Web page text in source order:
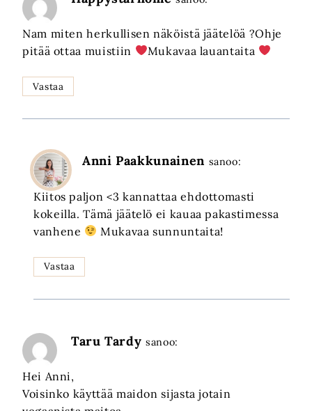
Nam miten herkullisen näköistä jäätelöä ?Ohje
pitää ottaa muistiin
Mukavaa lauantaita
Vastaa
Anni Paakkunainen sanoo:
Kiitos paljon <3 kannattaa ehdottomasti
kokeilla. Tämä jäätelö ei kauaa pakastimessa
vanhene
Mukavaa sunnuntaita!
Vastaa
Taru Tardy sanoo:
Hei Anni,
Voisinko käyttää maidon sijasta jotain